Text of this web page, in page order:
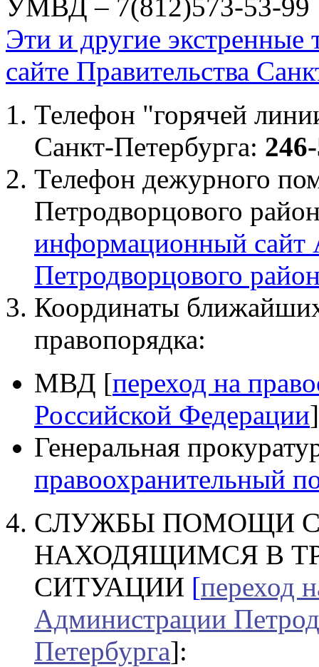
УМВД – 7(812)573-53-99
Эти и другие
сайте Правительства
Телефон "горячей
Санкт-Петербурга:
Телефон дежурного
Петродворцового
информационный сайт
Петродворцового
Координаты
правопорядка:
МВД [переход на
Российской Федерации]
Генеральная
правоохранительный
СЛУЖБЫ ПОМОЩИ
НАХОДЯЩИМСЯ В
СИТУАЦИИ [переход
Администрации
Петербурга]: